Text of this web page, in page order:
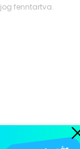
fenntartva.